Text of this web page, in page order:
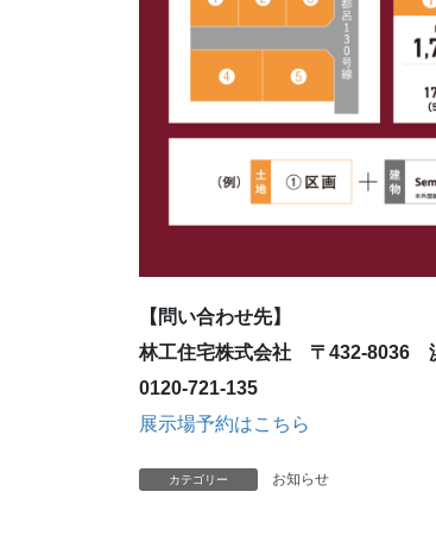
【問い合わせ先】
林工住宅株式会社 〒432-8036
0120-721-135
展示場予約はこちら
カテゴリー お知らせ